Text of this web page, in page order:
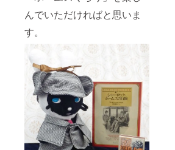
んでいただければと思いま
す。